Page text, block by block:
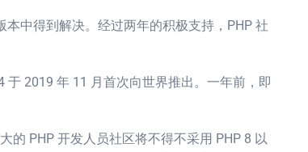
中得到解决。经过两年的积极支持，PHP 社
于 2019 年 11 月首次向世界推出。一年前，即
的 PHP 开发人员社区将不得不采用 PHP 8 以